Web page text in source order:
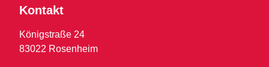
Kontakt
Königstraße 24
83022 Rosenheim